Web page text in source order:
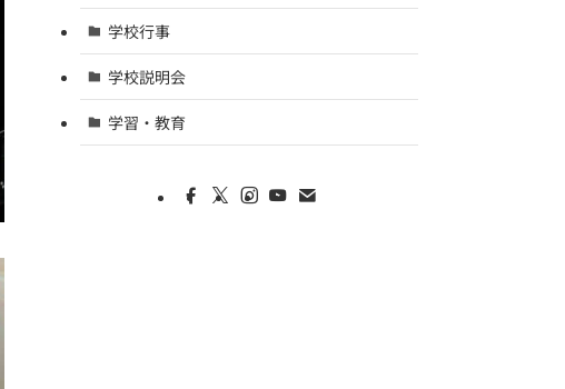
学校行事
学校説明会
学習・教育